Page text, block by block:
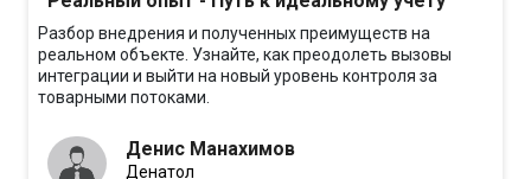
Разбор внедрения и полученных преимуществ на
реальном объекте. Узнайте, как преодолеть вызовы
интеграции и выйти на новый уровень контроля за
товарными потоками.
Денис Манахимов
Денатол